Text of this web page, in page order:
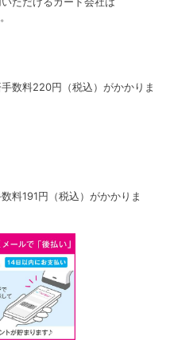
数料220円（税込）がかかりま
料191円（税込）がかかりま